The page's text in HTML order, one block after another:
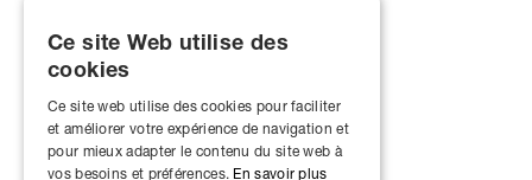
Ce site Web utilise des
cookies
Ce site web utilise des cookies pour faciliter
et améliorer votre expérience de navigation et
pour mieux adapter le contenu du site web à
vos besoins et préférences. En savoir plus